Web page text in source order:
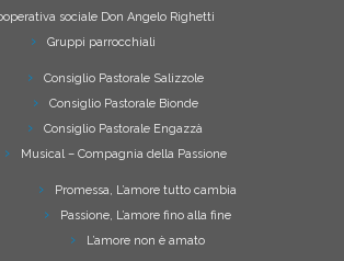
sociale Don Angelo Righetti
Gruppi parrocchiali
Consiglio Pastorale Salizzole
Consiglio Pastorale Bionde
Consiglio Pastorale Engazzà
Musical – Compagnia della Passione
Promessa, L’amore tutto cambia
Passione, L’amore fino alla fine
L’amore non è amato